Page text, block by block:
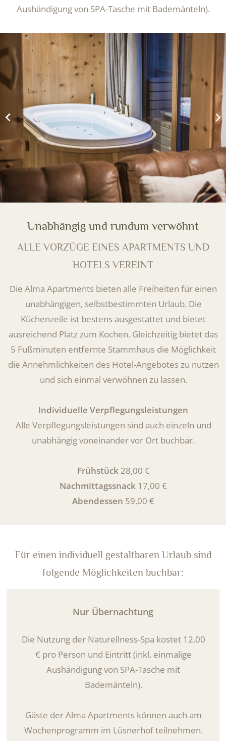
Aushändigung von SPA-Tasche mit Bademänteln).
Unabhängig und rundum verwöhnt
ALLE VORZÜGE EINES APARTMENTS UND
HOTELS VEREINT
Die Alma Apartments bieten alle Freiheiten für einen
unabhängigen, selbstbestimmten Urlaub. Die
Küchenzeile ist bestens ausgestattet und bietet
ausreichend Platz zum Kochen. Gleichzeitig bietet das
5 Fußminuten entfernte Stammhaus die Möglichkeit
die Annehmlichkeiten des Hotel-Angebotes zu nutzen
und sich einmal verwöhnen zu lassen.
Individuelle Verpflegungsleistungen
Alle Verpflegungsleistungen sind auch einzeln und
unabhängig voneinander vor Ort buchbar.
Frühstück 28,00 €
Nachmittagssnack 17,00 €
Abendessen 59,00 €
Für einen individuell gestaltbaren Urlaub sind
folgende Möglichkeiten buchbar:
Nur Übernachtung
Die Nutzung der Naturellness-Spa kostet 12.00
€ pro Person und Eintritt (inkl. einmalige
Aushändigung von SPA-Tasche mit
Bademänteln).
Gäste der Alma Apartments können auch am
Wochenprogramm im Lüsnerhof teilnehmen.